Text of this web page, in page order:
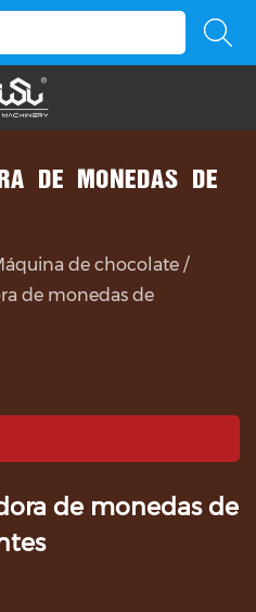
DE MONEDAS DE
de chocolate /
de monedas de
de monedas de